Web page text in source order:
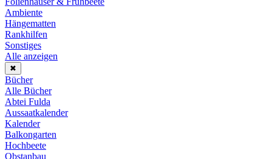
Ambiente
Hängematten
Rankhilfen
Sonstiges
Alle anzeigen
✖
Bücher
Alle Bücher
Abtei Fulda
Aussaatkalender
Kalender
Balkongarten
Hochbeete
Obstanbau